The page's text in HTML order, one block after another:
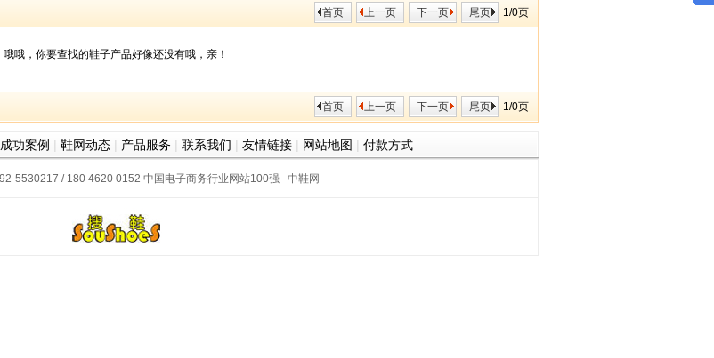
首页 上一页 下一页 尾页 1/0页
哦哦，你要查找的鞋子产品好像还没有哦，亲！
首页 上一页 下一页 尾页 1/0页
成功案例 | 鞋网动态 | 产品服务 | 联系我们 | 友情链接 | 网站地图 | 付款方式
5530217 / 180 4620 0152 中国电子商务行业网站100强 中鞋网